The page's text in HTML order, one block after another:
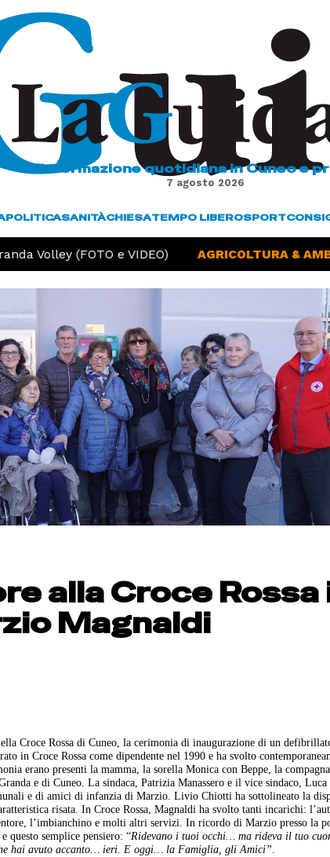
L'informazione quotidiana in Cuneo e
7 agosto 2026
POLITICASANITÀCHIESATEMPO LIBEROSPORT
Volley (FOTO e VIDEO) AGRICOLTURA &
alla Croce Rossa
Magnaldi
Croce Rossa di Cuneo, la cerimonia di inaugurazione di un
in Croce Rossa come dipendente nel 1990 e ha svolto
erano presenti la mamma, la sorella Monica con Beppe, la
e di Cuneo. La sindaca, Patrizia Manassero e il vice sindaco, Luca
e di amici di infanzia di Marzio. Livio Chiotti ha sottolineato la
risata. In Croce Rossa, Magnaldi ha svolto tanti incarichi:
l’imbianchino e molti altri servizi. In ricordo di Marzio presso la
questo semplice pensiero: “Ridevano i tuoi occhi… ma rideva il tuo
hai avuto accanto… ieri. E oggi… la Famiglia, gli Amici”